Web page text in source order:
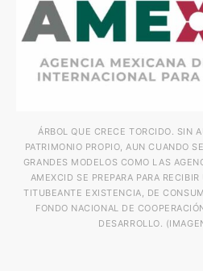
ÁRBOL QUE CRECE TORCIDO. SIN
PATRIMONIO PROPIO, AUN CUANDO
GRANDES MODELOS COMO LAS
AMEXCID SE PREPARA PARA
TITUBEANTE EXISTENCIA, DE
FONDO NACIONAL DE
DESARROLLO.